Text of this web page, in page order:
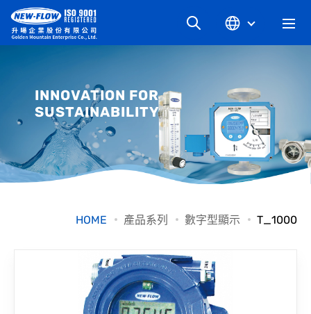
最新消息
知識文章
檔案下載
INNOVATION FOR
SUSTAINABILITY
HOME 產品系列 數字型顯示 T_1000